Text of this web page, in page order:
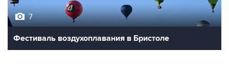
7
Фестиваль воздухоплавания в Бристоле